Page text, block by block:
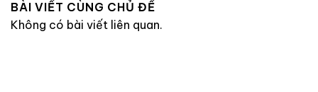
BÀI VIẾT CÙNG CHỦ ĐỀ
Không có bài viết liên quan.